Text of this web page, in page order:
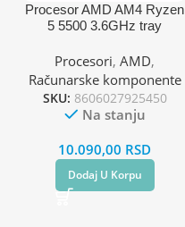
Procesor AMD AM4 Ryzen
5 5500 3.6GHz tray
Procesori, AMD,
Računarske komponente
SKU: 8606027925450
Na stanju
10.090,00 RSD
Dodaj U Korpu